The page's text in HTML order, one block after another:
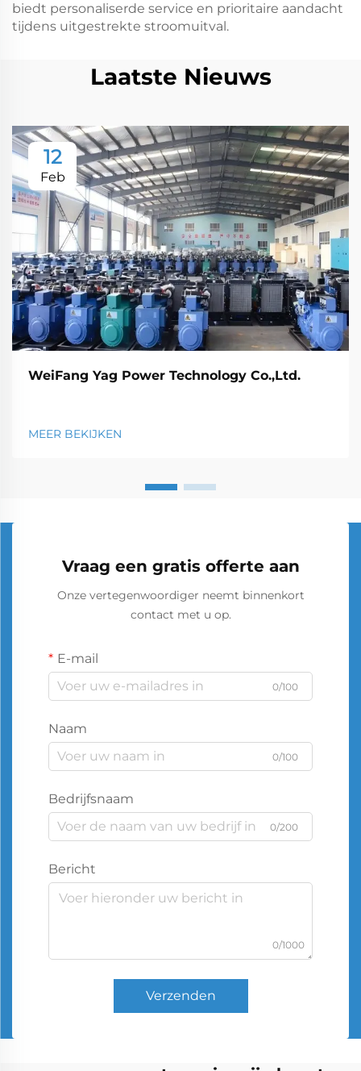
biedt personaliserde service en prioritaire aandacht
tijdens uitgestrekte stroomuitval.
Laatste Nieuws
12
Feb
WeiFang Yag Power Technology Co.,Ltd.
MEER BEKIJKEN
Vraag een gratis offerte aan
Onze vertegenwoordiger neemt binnenkort
contact met u op.
E-mail
0/100
Naam
0/100
Bedrijfsnaam
0/200
Bericht
0/1000
Verzenden